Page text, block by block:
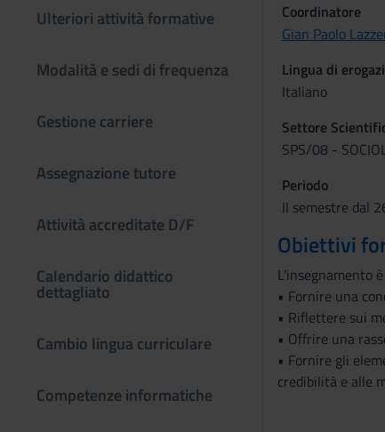
Ulteriori attività formative
Modalità e sedi di frequenza
Gestione carriere
Assegnazione tutore
Attività accreditate D/F
Calendario didattico
dettagliato
Cambio lingua curriculare
Competenze informatiche
Coordinatore
Gian Paolo
Lingua di
Italiano
Settore
SPS/08 -
Periodo
II semestre dal
Obiettivi
L'insegnamento
• Fornire una
• Riflettere sui
• Offrire una
• Fornire gli
credibilità e alle